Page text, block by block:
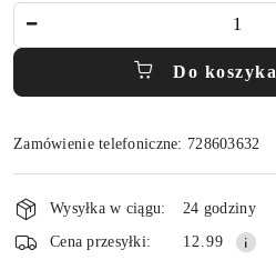
Do koszyka
Zamówienie telefoniczne: 728603632
Wyślij
Dostępność
i
dostawa
Wysyłka w ciągu:
24 godziny
Cena przesyłki:
12.99